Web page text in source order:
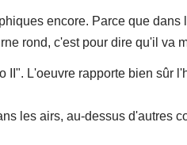
encore. Parce que
rond, c'est pour dire qu'il va
II". L'oeuvre rapporte bien sûr
les airs, au-dessus d'autres